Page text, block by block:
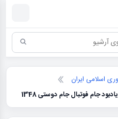
اسلامی ایران
جام فوتبال جام دوستی 1348